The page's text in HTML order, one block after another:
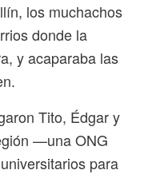
los muchachos
donde la
y acaparaba las
Tito, Édgar y
—una ONG
para